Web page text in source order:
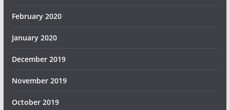
February 2020
January 2020
December 2019
November 2019
October 2019